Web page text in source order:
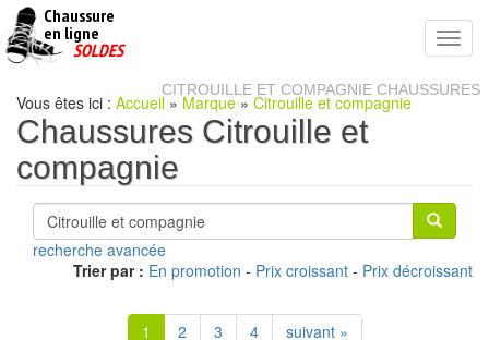
Chaussure
en ligne
pas
SOLDES
CITROUILLE ET COMPAGNIE CHAUSSURES
Vous êtes ici : Accueil » Marque » Citrouille et compagnie
Chaussures Citrouille et
compagnie
recherche avancée
Trier par : En promotion - Prix croissant - Prix décroissant
1 2 3 4 suivant »